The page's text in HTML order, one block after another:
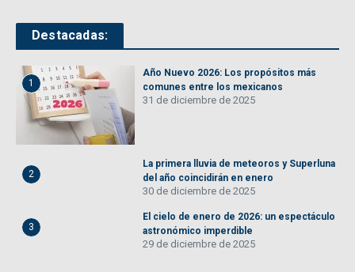
Destacadas:
1
Año Nuevo 2026: Los propósitos más
comunes entre los mexicanos
31 de diciembre de 2025
2
La primera lluvia de meteoros y Superluna
del año coincidirán en enero
30 de diciembre de 2025
3
El cielo de enero de 2026: un espectáculo
astronómico imperdible
29 de diciembre de 2025